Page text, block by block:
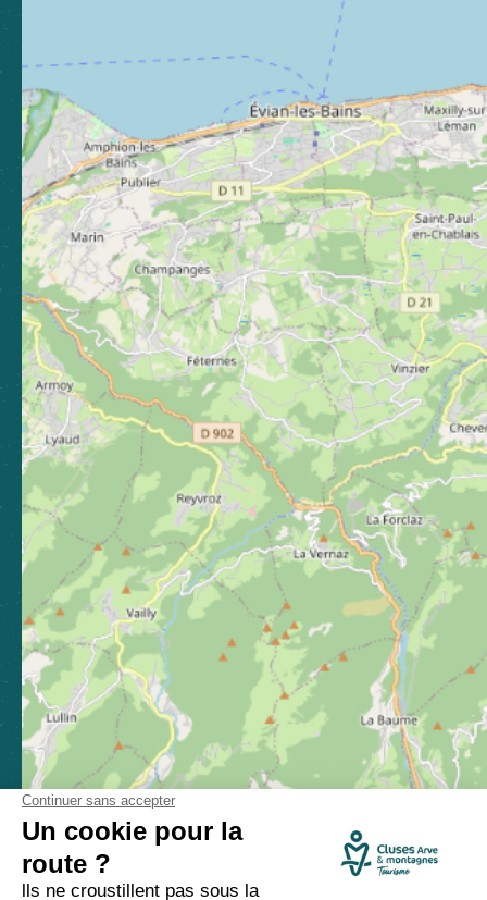
Boutique
Espace presseEspace pro
Brochures
Toutes les brochures
Comment venir ?
Made with by IRIS Interactive